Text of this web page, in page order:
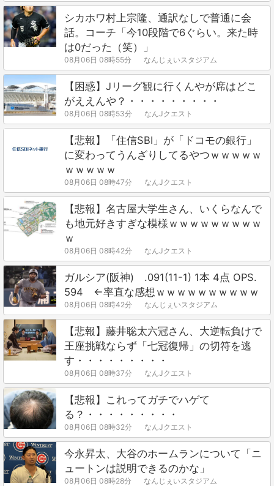
シカホワ村上宗隆、通訳なしで普通に会
話。コーチ「今10段階で6ぐらい。来た時
は0だった（笑）」
08月06日 08時55分 なんじぇいスタジアム
【困惑】Jリーグ観に行くんやが席はどこ
がええんや？・・・・・・・・・
08月06日 08時53分 なんJクエスト
【悲報】「住信SBI」が「ドコモの銀行」
に変わってうんざりしてるやつｗｗｗｗｗ
ｗｗｗｗｗ
08月06日 08時47分 なんJクエスト
【悲報】名古屋大学生さん、いくらなんで
も地元好きすぎな模様ｗｗｗｗｗｗｗｗｗ
ｗ
08月06日 08時42分 なんJクエスト
ガルシア(阪神) .091(11-1) 1本 4点 OPS.
594 ←率直な感想ｗｗｗｗｗｗｗｗｗｗ
08月06日 08時42分 なんじぇいスタジアム
【悲報】藤井聡太六冠さん、大逆転負けで
王座挑戦ならず「七冠復帰」の切符を逃
す・・・・・・・・・
08月06日 08時37分 なんJクエスト
【悲報】これってガチでハゲて
る？・・・・・・・・・
08月06日 08時32分 なんJクエスト
今永昇太、大谷のホームランについて「ニ
ュートンは説明できるのかな」
08月06日 08時28分 なんじぇいスタジアム